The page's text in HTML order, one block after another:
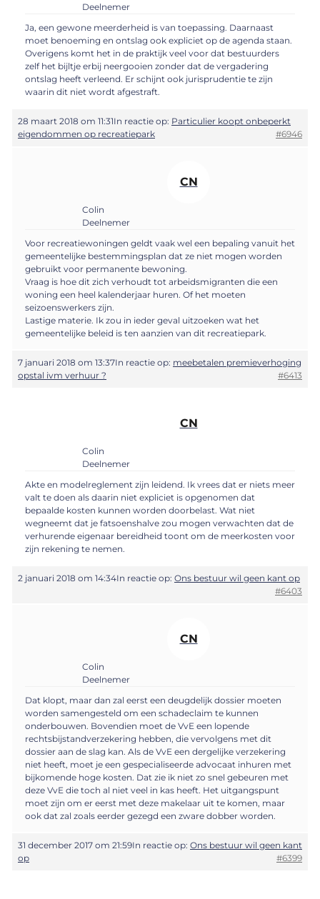
Deelnemer
Ja, een gewone meerderheid is van toepassing. Daarnaast
moet benoeming en ontslag ook expliciet op de agenda staan.
Overigens komt het in de praktijk veel voor dat bestuurders
zelf het bijltje erbij neergooien zonder dat de vergadering
ontslag heeft verleend. Er schijnt ook jurisprudentie te zijn
waarin dit niet wordt afgestraft.
28 maart 2018 om 11:31In reactie op: Particulier koopt onbeperkt
eigendommen op recreatiepark
#6946
CN
Colin
Deelnemer
Voor recreatiewoningen geldt vaak wel een bepaling vanuit het
gemeentelijke bestemmingsplan dat ze niet mogen worden
gebruikt voor permanente bewoning.
Vraag is hoe dit zich verhoudt tot arbeidsmigranten die een
woning een heel kalenderjaar huren. Of het moeten
seizoenswerkers zijn.
Lastige materie. Ik zou in ieder geval uitzoeken wat het
gemeentelijke beleid is ten aanzien van dit recreatiepark.
7 januari 2018 om 13:37In reactie op: meebetalen premieverhoging
opstal ivm verhuur ?
#6413
CN
Colin
Deelnemer
Akte en modelreglement zijn leidend. Ik vrees dat er niets meer
valt te doen als daarin niet expliciet is opgenomen dat
bepaalde kosten kunnen worden doorbelast. Wat niet
wegneemt dat je fatsoenshalve zou mogen verwachten dat de
verhurende eigenaar bereidheid toont om de meerkosten voor
zijn rekening te nemen.
2 januari 2018 om 14:34In reactie op: Ons bestuur wil geen kant op
#6403
CN
Colin
Deelnemer
Dat klopt, maar dan zal eerst een deugdelijk dossier moeten
worden samengesteld om een schadeclaim te kunnen
onderbouwen. Bovendien moet de VvE een lopende
rechtsbijstandverzekering hebben, die vervolgens met dit
dossier aan de slag kan. Als de VvE een dergelijke verzekering
niet heeft, moet je een gespecialiseerde advocaat inhuren met
bijkomende hoge kosten. Dat zie ik niet zo snel gebeuren met
deze VvE die toch al niet veel in kas heeft. Het uitgangspunt
moet zijn om er eerst met deze makelaar uit te komen, maar
ook dat zal zoals eerder gezegd een zware dobber worden.
31 december 2017 om 21:59In reactie op: Ons bestuur wil geen kant
op
#6399